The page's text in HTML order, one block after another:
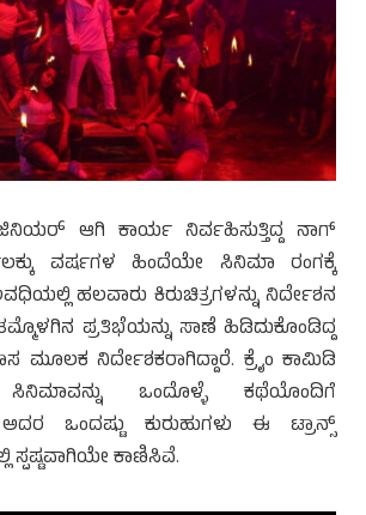
ಆಗಿ ಕಾರ್ಯ ನಿರ್ವಹಿಸುತ್ತಿದ್ದ ನಾಗ್
ವರ್ಷಗಳ ಹಿಂದೆಯೇ ಸಿನಿಮಾ ರಂಗಕ್ಕೆ
ಹಲವಾರು ಕಿರುಚಿತ್ರಗಳನ್ನು ನಿರ್ದೇಶನ
ಪ್ರತಿಭೆಯನ್ನು ಸಾಣೆ ಹಿಡಿದುಕೊಂಡಿದ್ದ
ಮೂಲಕ ನಿರ್ದೇಶಕರಾಗಿದ್ದಾರೆ. ಕ್ರೈಂ ಕಾಮಿಡಿ
ಒಂದೊಳ್ಳೆ ಕಥೆಯೊಂದಿಗೆ
ಅದರ ಒಂದಷ್ಟು ಕುರುಹುಗಳು ಈ ಟ್ರಾನ್ಸ್
ಕಾಣಿಸಿವೆ.